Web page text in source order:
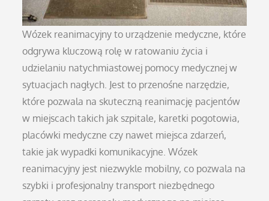
Wózek reanimacyjny to urządzenie medyczne, które
odgrywa kluczową rolę w ratowaniu życia i
udzielaniu natychmiastowej pomocy medycznej w
sytuacjach nagłych. Jest to przenośne narzędzie,
które pozwala na skuteczną reanimację pacjentów
w miejscach takich jak szpitale, karetki pogotowia,
placówki medyczne czy nawet miejsca zdarzeń,
takie jak wypadki komunikacyjne. Wózek
reanimacyjny jest niezwykle mobilny, co pozwala na
szybki i profesjonalny transport niezbędnego